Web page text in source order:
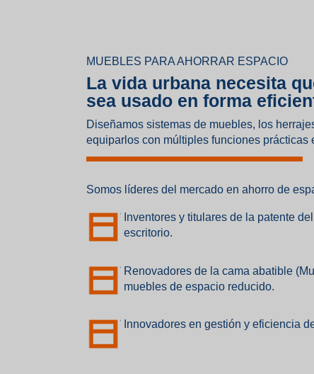
MUEBLES PARA AHORRAR ESPACIO
La vida urbana necesita
sea usado en forma
Diseñamos sistemas de muebles, los
equiparlos con múltiples funciones prácticas
Somos líderes del mercado en ahorro de
Inventores y titulares de la patente
escritorio.
Renovadores de la cama abatible
muebles de espacio reducido.
Innovadores en gestión y eficiencia